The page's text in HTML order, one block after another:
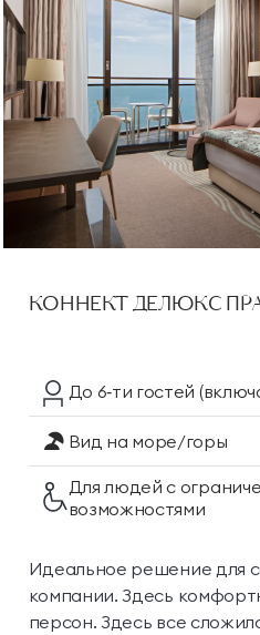
КОННЕКТ ДЕЛЮКС
До 6‑ти гостей
Вид на море/горы
Для людей с
возможностями
Идеальное решение для
компании. Здесь
персон. Здесь все